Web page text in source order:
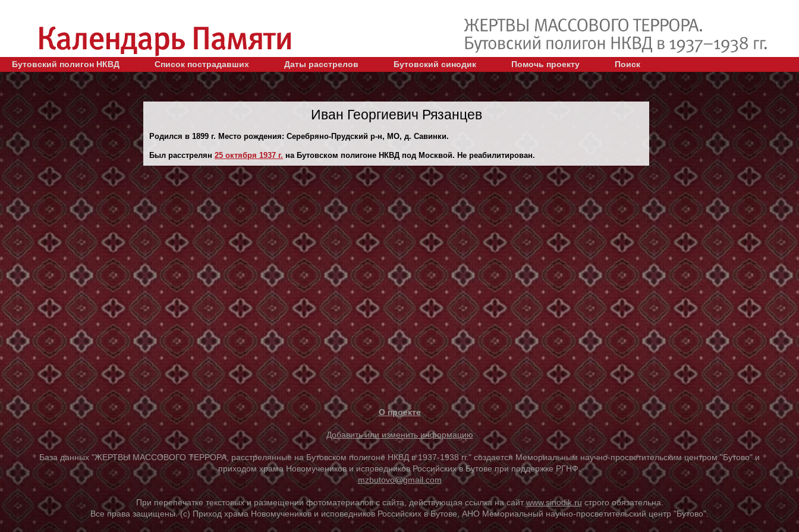
Бутовский полигон НКВД Список пострадавших Даты расстрелов Бутовский синодик Помочь проекту Поиск
Иван Георгиевич Рязанцев
Родился в 1899 г. Место рождения: Серебряно-Прудский р-н, МО, д. Савинки.
Был расстрелян 25 октября 1937 г. на Бутовском полигоне НКВД под Москвой. Не реабилитирован.
О проекте
Добавить или изменить информацию
База данных "ЖЕРТВЫ МАССОВОГО ТЕРРОРА, расстрелянные на Бутовском полигоне НКВД в 1937-1938 гг." создается Мемориальным научно-просветительским центром "Бутово" и
приходом храма Новомучеников и исповедников Российских в Бутове при поддержке РГНФ.
mzbutovo@gmail.com
При перепечатке текстовых и размещении фотоматериалов с сайта, действующая ссылка на сайтwww.sinodik.ru строго обязательна.
Все права защищены. (с) Приход храма Новомучеников и исповедников Российских в Бутове, АНО Мемориальный научно-просветительский центр "Бутово".